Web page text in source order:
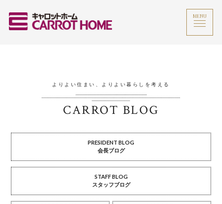
MENU
よりよい住まい、よりよい暮らしを考える
CARROT BLOG
PRESIDENT BLOG
会長ブログ
STAFF BLOG
スタッフブログ